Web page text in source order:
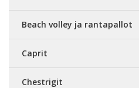
Beach volley ja rantapallot
Caprit
Chestrigit